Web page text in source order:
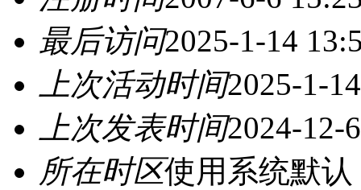
最后访问2025-1-14
上次活动时间2025-1-
上次发表时间2024-12-
所在时区使用系统默认